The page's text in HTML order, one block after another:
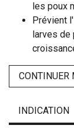
les poux
Prévient
larves
CONTINUER
INDICATION